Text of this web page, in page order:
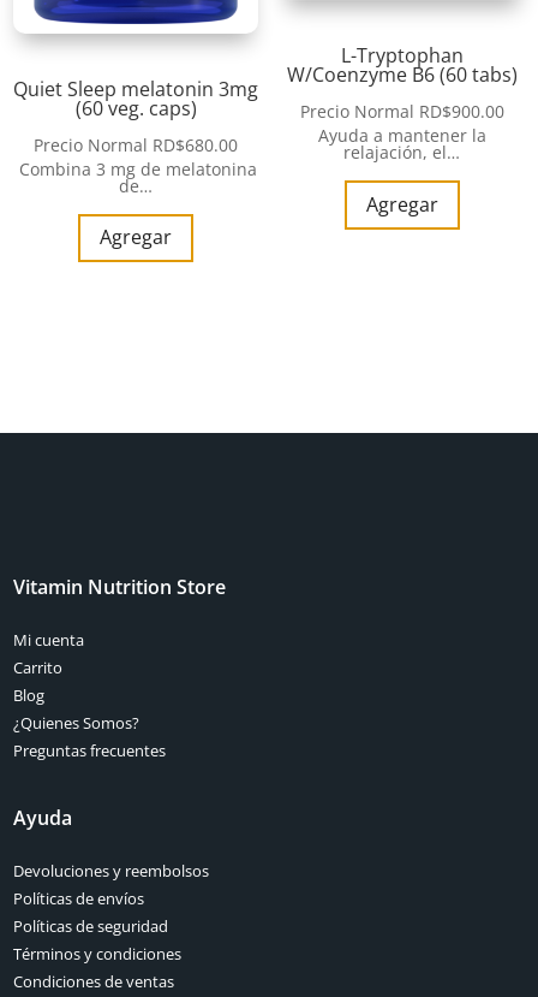
Quiet Sleep melatonin 3mg
(60 veg. caps)
Precio Normal RD$680.00
Combina 3 mg de melatonina
de…
Agregar
L-Tryptophan
W/Coenzyme B6 (60 tabs)
Precio Normal RD$900.00
Ayuda a mantener la
relajación, el…
Agregar
Vitamin Nutrition Store
Mi cuenta
Carrito
Blog
¿Quienes Somos?
Preguntas frecuentes
Ayuda
Devoluciones y reembolsos
Políticas de envíos
Políticas de seguridad
Términos y condiciones
Condiciones de ventas